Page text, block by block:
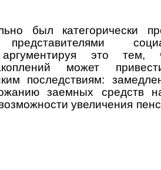
был категорически
представителями
аргументируя это тем,
может
последствиям:
заемных средств
увеличения